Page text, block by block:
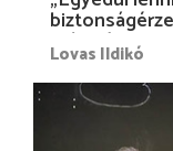
más nélkül is
Lovas Ildikó